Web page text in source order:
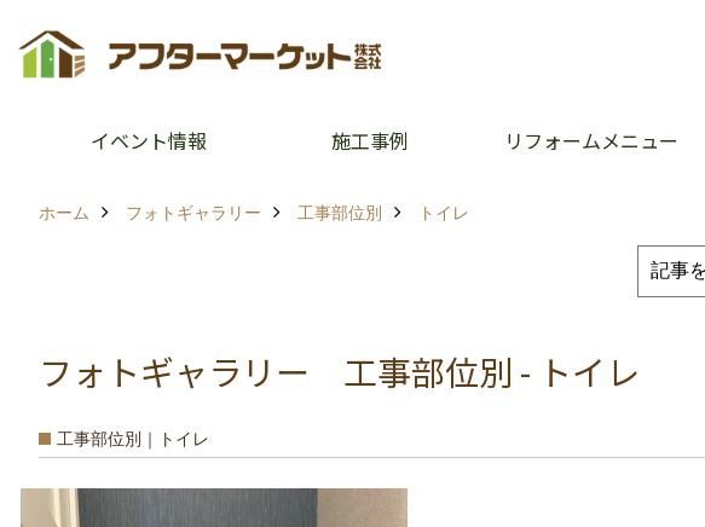
イベント情報 施工事例 リフォームメニュー
ホーム フォトギャラリー 工事部位別 トイレ
フォトギャラリー 工事部位別 - トイレ
工事部位別｜トイレ